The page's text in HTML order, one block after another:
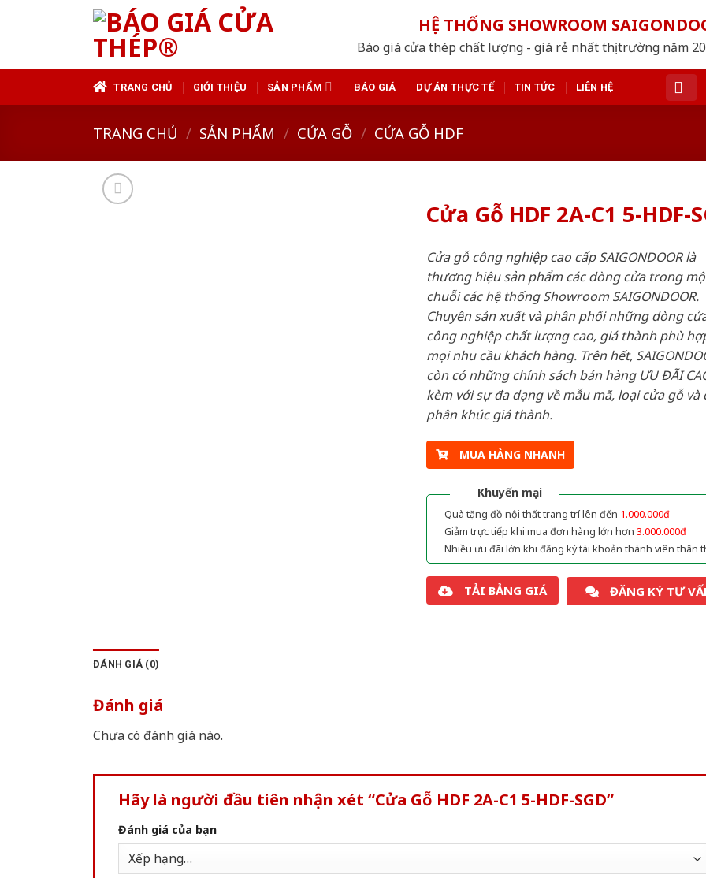
HỆ THỐNG SHOWROOM
Báo giá cửa thép chất lượng - giá rẻ nhất thị trường năm
TRANG CHỦ GIỚI THIỆU SẢN PHẨM BÁO GIÁ DỰ ÁN THỰC TẾ TIN TỨC LIÊN HỆ
TRANG CHỦ / SẢN PHẨM / CỬA GỖ / CỬA GỖ HDF
Cửa Gỗ HDF 2A-C1 5-HDF-
Cửa gỗ công nghiệp cao cấp SAIGONDOOR là
thương hiệu sản phẩm các dòng cửa trong
chuỗi các hệ thống Showroom SAIGONDOOR.
Chuyên sản xuất và phân phối những dòng
công nghiệp chất lượng cao, giá thành phù
mọi nhu cầu khách hàng. Trên hết,
còn có những chính sách bán hàng ƯU ĐÃI
kèm với sự đa dạng về mẫu mã, loại cửa gỗ và
phân khúc giá thành.
MUA HÀNG NHANH
Khuyến mại
Quà tặng đồ nội thất trang trí lên đến 1.000.000đ
Giảm trực tiếp khi mua đơn hàng lớn hơn 3.000.000đ
Nhiều ưu đãi lớn khi đăng ký tài khoản thành viên thân
TẢI BẢNG GIÁ ĐĂNG KÝ TƯ
ĐÁNH GIÁ (0)
Đánh giá
Chưa có đánh giá nào.
Hãy là người đầu tiên nhận xét “Cửa Gỗ HDF 2A-C1 5-HDF-SGD”
Đánh giá của bạn